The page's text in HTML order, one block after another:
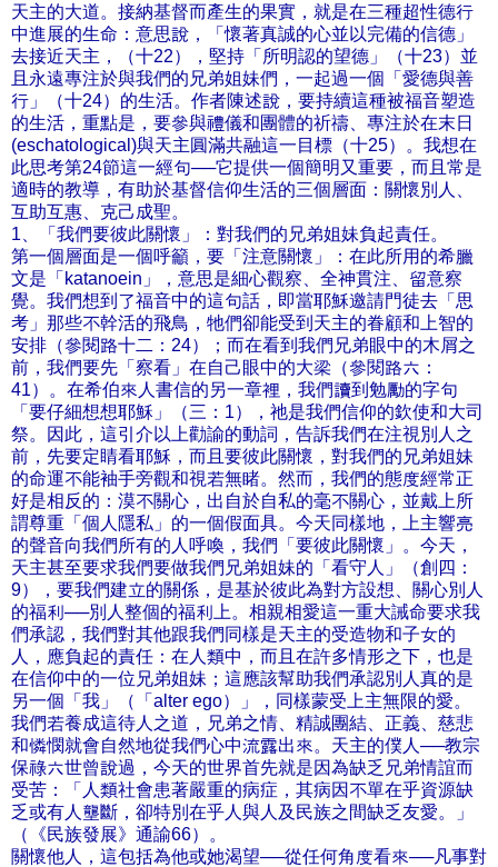
天主的大道。接納基督而產生的果實，就是在三種超性德行
中進展的生命：意思說，「懷著真誠的心並以完備的信德」
去接近天主，（十22），堅持「所明認的望德」（十23）並
且永遠專注於與我們的兄弟姐妹們，一起過一個「愛德與善
行」（十24）的生活。作者陳述說，要持續這種被福音塑造
的生活，重點是，要參與禮儀和團體的祈禱、專注於在末日
(eschatological)與天主圓滿共融這一目標（十25）。我想在
此思考第24節這一經句──它提供一個簡明又重要，而且常是
適時的教導，有助於基督信仰生活的三個層面：關懷別人、
互助互惠、克己成聖。
1、「我們要彼此關懷」：對我們的兄弟姐妹負起責任。
第一個層面是一個呼籲，要「注意關懷」：在此所用的希臘
文是「katanoein」，意思是細心觀察、全神貫注、留意察
覺。我們想到了福音中的這句話，即當耶穌邀請門徒去「思
考」那些不幹活的飛鳥，牠們卻能受到天主的眷顧和上智的
安排（參閱路十二：24）；而在看到我們兄弟眼中的木屑之
前，我們要先「察看」在自己眼中的大梁（參閱路六：
41）。在希伯來人書信的另一章裡，我們讀到勉勵的字句
「要仔細想想耶穌」（三：1），祂是我們信仰的欽使和大司
祭。因此，這引介以上勸諭的動詞，告訴我們在注視別人之
前，先要定睛看耶穌，而且要彼此關懷，對我們的兄弟姐妹
的命運不能袖手旁觀和視若無睹。然而，我們的態度經常正
好是相反的：漠不關心，出自於自私的毫不關心，並戴上所
謂尊重「個人隱私」的一個假面具。今天同樣地，上主響亮
的聲音向我們所有的人呼喚，我們「要彼此關懷」。今天，
天主甚至要求我們要做我們兄弟姐妹的「看守人」（創四：
9），要我們建立的關係，是基於彼此為對方設想、關心別人
的福利──別人整個的福利上。相親相愛這一重大誡命要求我
們承認，我們對其他跟我們同樣是天主的受造物和子女的
人，應負起的責任：在人類中，而且在許多情形之下，也是
在信仰中的一位兄弟姐妹；這應該幫助我們承認別人真的是
另一個「我」（「alter ego）」，同樣蒙受上主無限的愛。
我們若養成這待人之道，兄弟之情、精誠團結、正義、慈悲
和憐憫就會自然地從我們心中流露出來。天主的僕人──教宗
保祿六世曾說過，今天的世界首先就是因為缺乏兄弟情誼而
受苦：「人類社會患著嚴重的病症，其病因不單在乎資源缺
乏或有人壟斷，卻特別在乎人與人及民族之間缺乏友愛。」
（《民族發展》通諭66）。
關懷他人，這包括為他或她渴望──從任何角度看來──凡事對